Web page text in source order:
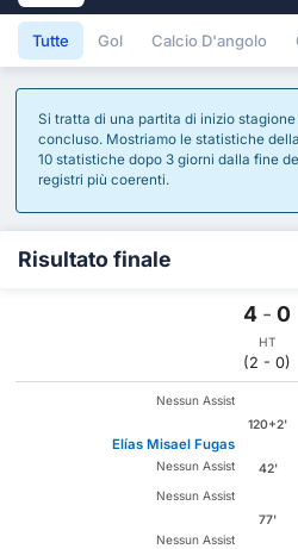
Tutte Gol Calcio D'angolo
Si tratta di una partita di inizio
concluso. Mostriamo le statistiche
10 statistiche dopo 3 giorni dalla fine
registri più coerenti.
Risultato finale
4 - 0
HT
(2 - 0)
Nessun Assist
120+2'
Elías Misael Fugas
Nessun Assist
42'
Nessun Assist
77'
Nessun Assist